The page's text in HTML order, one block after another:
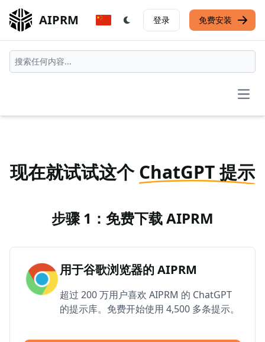
AIPRM 登录 免费安装
现在就试试这个ChatGPT 提示
步骤 1：免费下载 AIPRM
用于谷歌浏览器的 AIPRM
超过 200 万用户喜欢 AIPRM 的 ChatGPT
的提示库。免费开始使用 4,500 多条提示。